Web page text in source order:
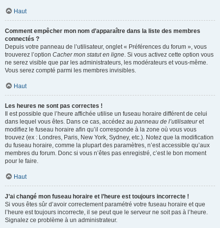
Haut
Comment empêcher mon nom d’apparaître dans la liste des membres
connectés ?
Depuis votre panneau de l’utilisateur, onglet « Préférences du forum », vous
trouverez l’option Cacher mon statut en ligne. Si vous activez cette option vous
ne serez visible que par les administrateurs, les modérateurs et vous-même.
Vous serez compté parmi les membres invisibles.
Haut
Les heures ne sont pas correctes !
Il est possible que l’heure affichée utilise un fuseau horaire différent de celui
dans lequel vous êtes. Dans ce cas, accédez au panneau de l’utilisateuret
modifiez le fuseau horaire afin qu’il corresponde à la zone où vous vous
trouvez (ex : Londres, Paris, New York, Sydney, etc.). Notez que la modification
du fuseau horaire, comme la plupart des paramètres, n’est accessible qu’aux
membres du forum. Donc si vous n’êtes pas enregistré, c’est le bon moment
pour le faire.
Haut
J’ai changé mon fuseau horaire et l’heure est toujours incorrecte !
Si vous êtes sûr d’avoir correctement paramétré votre fuseau horaire et que
l’heure est toujours incorrecte, il se peut que le serveur ne soit pas à l’heure.
Signalez ce problème à un administrateur.